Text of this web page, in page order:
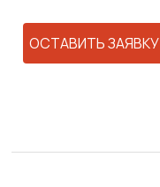
ОСТАВИТЬ ЗАЯВКУ